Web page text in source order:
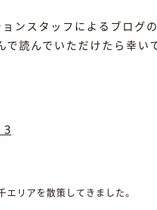
ンスタッフによるブログの
で読んでいただけたら幸い
リアを散策してきました。